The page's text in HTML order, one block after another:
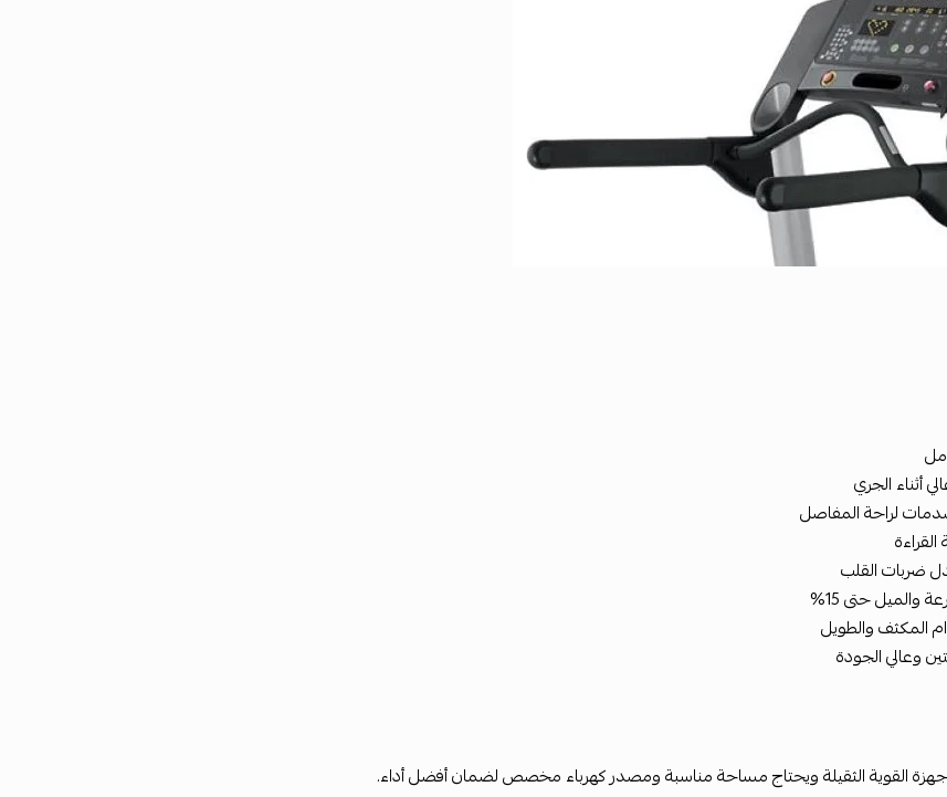
أثناء الجري
لراحة المفاصل
ضربات القلب
والميل حتى 15%
المكثف والطويل
وعالي الجودة
القوية الثقيلة ويحتاج مساحة مناسبة ومصدر كهرباء مخصص لضمان أفضل أداء.